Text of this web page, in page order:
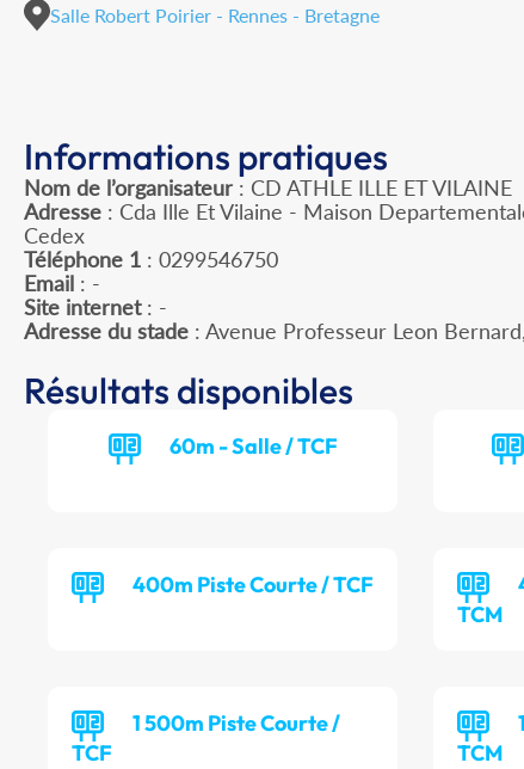
Salle Robert Poirier - Rennes - Bretagne
Informations pratiques
Nom de l’organisateur : CD ATHLE ILLE ET VILAINE
Adresse : Cda Ille Et Vilaine - Maison
Cedex
Téléphone 1 : 0299546750
Email : -
Site internet: -
Adresse du stade : Avenue Professeur Leon
Résultats disponibles
60m - Salle / TCF
400m Piste Courte / TCF
TCM
1 500m Piste Courte /
TCF
TCM